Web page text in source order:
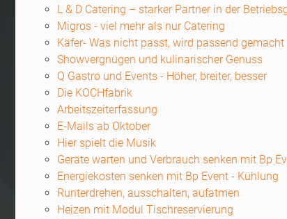
L & D Catering – starker Partner in der
Migros - viel mehr als nur Catering
Käfer- Was nicht passt, wird passend gemacht
Showvergnügen und kulinarischer Genuss
Q Gastro und Events - Höher, breiter, besser
Die KOCHfabrik
Arbeitszeiterfassung
E-Mails ab Oktober
Hier spielt die Musik
Geräte warten und Verbrauch senken mit Bp
Energiekosten senken mit Bp Event - Kühlung
Runterdrehen, ausschalten, aufatmen
Heizen mit Modul Tischreservierung